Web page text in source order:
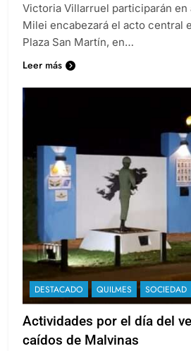
Victoria Villarruel participarán en
Milei encabezará el acto central
Plaza San Martín, en…
Leer más
DESTACADO QUILMES SOCIEDAD
Actividades por el día del
caídos de Malvinas